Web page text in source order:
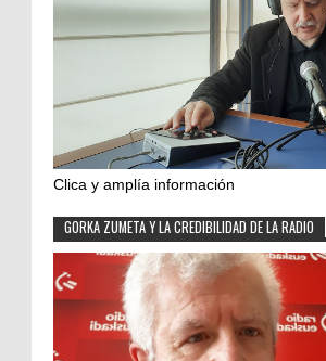
Clica y amplía información
GORKA ZUMETA Y LA CREDIBILIDAD DE LA RADIO